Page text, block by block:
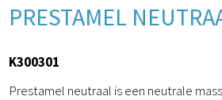
PRESTAMEL
K300301
Prestamel neutraal is een neutrale